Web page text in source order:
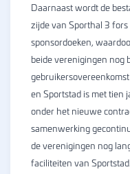
Daarnaast wordt de
zijde van Sporthal 3
sponsordoeken,
beide verenigingen nog
en Sportstad is met tien
onder het nieuwe
samenwerking
de verenigingen nog
faciliteiten van Sportstad.